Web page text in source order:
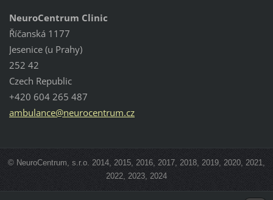
NeuroCentrum Clinic
Říčanská 1177
Jesenice (u Prahy)
252 42
Czech Republic
+420 604 265 487
ambulance@neurocentrum.cz
© NeuroCentrum, s.r.o. 2014, 2015, 2016, 2017, 2018, 2019, 2020, 2021,
2022, 2023, 2024